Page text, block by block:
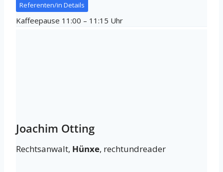
Referenten/in Details
Kaffeepause 11:00 – 11:15 Uhr
Joachim Otting
Rechtsanwalt, Hünxe, rechtundreader